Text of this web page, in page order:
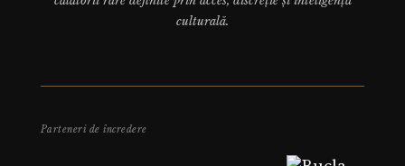
culturală.
Parteneri de încredere